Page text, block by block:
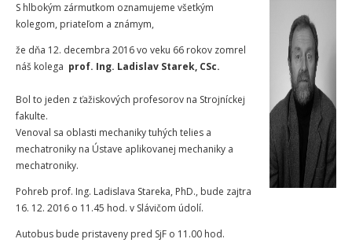
S hlbokým zármutkom oznamujeme všetkým
kolegom, priateľom a známym,
že dňa 12. decembra 2016 vo veku 66 rokov zomrel
náš kolega prof. Ing. Ladislav Starek, CSc.
Bol to jeden z ťažiskových profesorov na Strojníckej
fakulte.
Venoval sa oblasti mechaniky tuhých telies a
mechatroniky na Ústave aplikovanej mechaniky a
mechatroniky.
Pohreb prof. Ing. Ladislava Stareka, PhD., bude zajtra
16. 12. 2016 o 11.45 hod. v Slávičom údolí.
Autobus bude pristaveny pred SjF o 11.00 hod.